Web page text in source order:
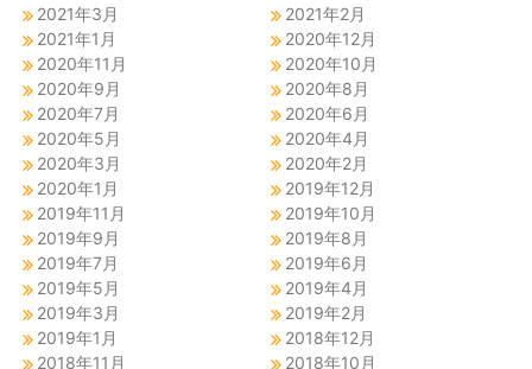
2021年3月
2021年2月
2021年1月
2020年12月
2020年11月
2020年10月
2020年9月
2020年8月
2020年7月
2020年6月
2020年5月
2020年4月
2020年3月
2020年2月
2020年1月
2019年12月
2019年11月
2019年10月
2019年9月
2019年8月
2019年7月
2019年6月
2019年5月
2019年4月
2019年3月
2019年2月
2019年1月
2018年12月
2018年11月
2018年10月